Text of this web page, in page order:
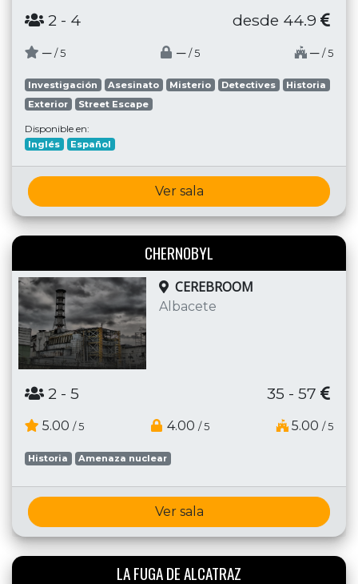
2 - 4 desde 44.9
─ / 5 ─ / 5 ─ / 5
Investigación Asesinato Misterio Detectives
Historia
Exterior
Street Escape
Disponible en:
Inglés Español
Ver sala
CHERNOBYL
CEREBROOM
Albacete
2 - 5 35 - 57
5.00 / 5 4.00 / 5 5.00 / 5
Historia Amenaza nuclear
Ver sala
LA FUGA DE ALCATRAZ